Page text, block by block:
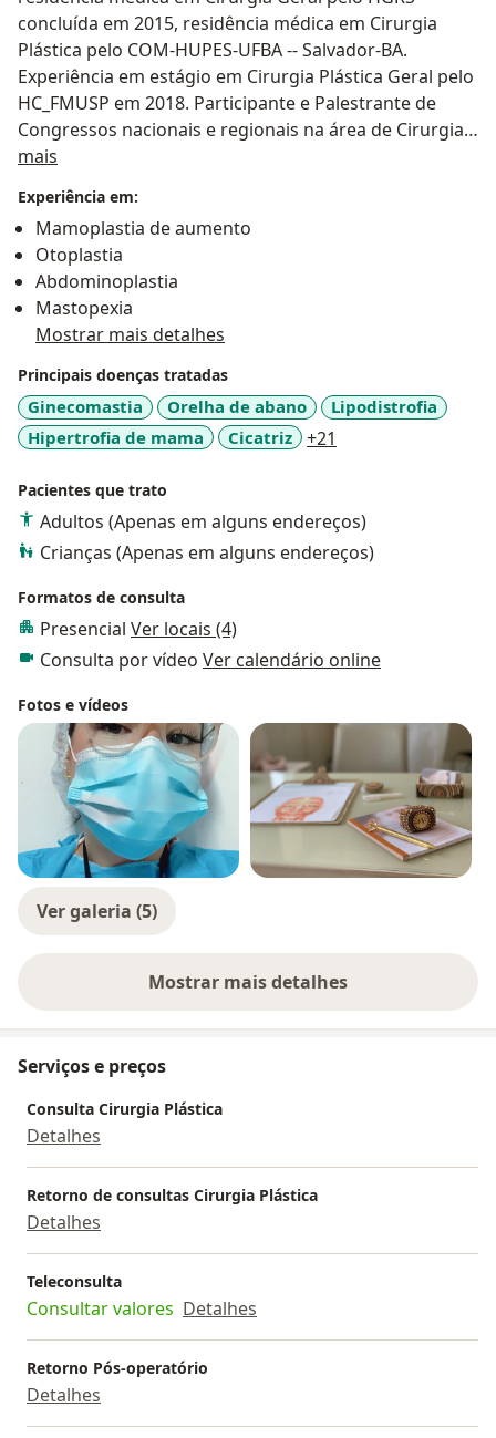
concluída em 2015, residência médica em Cirurgia
Plástica pelo COM-HUPES-UFBA -- Salvador-BA.
Experiência em estágio em Cirurgia Plástica Geral pelo
HC_FMUSP em 2018. Participante e Palestrante de
Congressos nacionais e regionais na área de Cirurgia
Plástica. Atuação em
mais
Experiência em:
Mamoplastia de aumento
Otoplastia
Abdominoplastia
Mastopexia
Mostrar mais detalhes
Principais doenças tratadas
Ginecomastia Orelha de abano
Lipodistrofia
Hipertrofia de mama
Cicatriz +21
Pacientes que trato
Adultos (Apenas em alguns endereços)
Crianças (Apenas em alguns endereços)
Formatos de consulta
Presencial Ver locais (4)
Consulta por vídeo Ver calendário online
Fotos e vídeos
Ver galeria (5)
Mostrar mais detalhes
sobre a experiência
Serviços e preços
Consulta Cirurgia Plástica
Detalhes
Retorno de consultas Cirurgia Plástica
Detalhes
Teleconsulta
Consultar valores Detalhes
Retorno Pós-operatório
Detalhes